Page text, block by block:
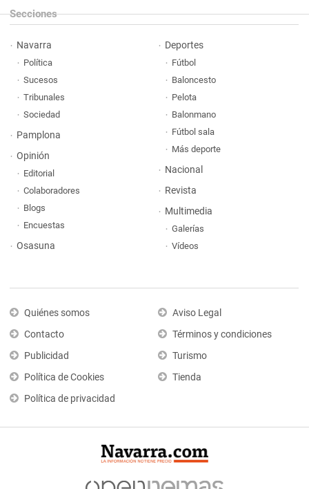
Secciones
Navarra
Política
Sucesos
Tribunales
Sociedad
Pamplona
Opinión
Editorial
Colaboradores
Blogs
Encuestas
Osasuna
Deportes
Fútbol
Baloncesto
Pelota
Balonmano
Fútbol sala
Más deporte
Nacional
Revista
Multimedia
Galerías
Vídeos
Quiénes somos
Contacto
Publicidad
Política de Cookies
Política de privacidad
Aviso Legal
Términos y condiciones
Turismo
Tienda